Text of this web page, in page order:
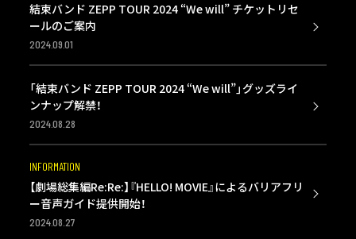
結束バンド ZEPP TOUR 2024 “We will” チケットリセ
ールのご案内
2024.09.01
「結束バンド ZEPP TOUR 2024 “We will”」グッズライ
ンナップ解禁！
2024.08.28
INFORMATION
【劇場総集編Re:Re:】『HELLO! MOVIE』によるバリアフリ
ー音声ガイド提供開始！
2024.08.27